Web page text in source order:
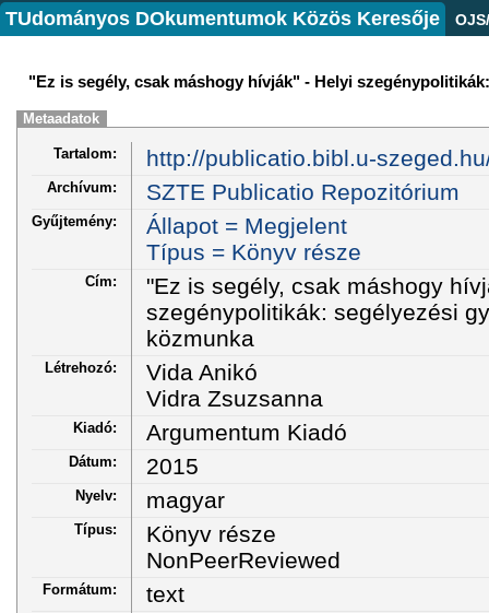
TUdományos DOkumentumok Közös Keresője
"Ez is segély, csak máshogy hívják" - Helyi
Metaadatok
Tartalom: http://publicatio.bibl.u-
Archívum: SZTE Publicatio Repozitórium
Gyűjtemény:
Állapot = Megjelent
Típus = Könyv része
Cím:
"Ez is segély, csak máshogy
szegénypolitikák: segélyezési
közmunka
Létrehozó:
Vida Anikó
Vidra Zsuzsanna
Kiadó: Argumentum Kiadó
Dátum: 2015
Nyelv: magyar
Típus:
Könyv része
NonPeerReviewed
Formátum: text